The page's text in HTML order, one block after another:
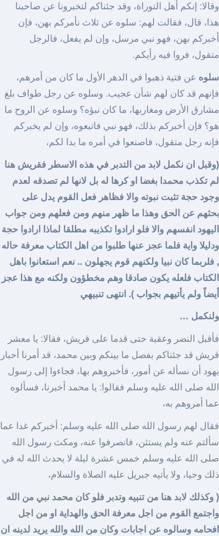
وقالا: إنكم أهل التوراة، وقد جئناكم لتخبرونا عن صاحبنا
هذا، قال، فقالت لهم: سلوه عن ثلاث نأمركم بهن، فإن
أخبركم بهن، فهو نبي مرسل، وإن لم يفعل، فالرجل
متقول، فروا فيه رأيكم.
سلوه عن فتية ذهبوا في الدهر الأول ما كان من أمرهم،
فإنهم قد كان لهم شأن عجيب. وسلوه عن رجل طواف بلغ
مشارق الأرض ومغاربها، ما كان نبؤه؟ وسلوه عن الروح ما
هو؟ فإن أخبركم بذلك، فهو نبي فاتبعوه، وإن لم يخبركم
فإنه رجل متقول، فاصنعوا في أمره ما بدا لكم،
(وقبل ان نكمل لابد من التدبر في هذه الاسطر فقريش هنا
لم تكذب محمدا بغضا او كرها له بل لانها لم تصدقه لعدم
وجود حجة تثبت نبوته والا فظاهر فعل القوم يدل على
بحثهم عن الحق وهذا ما ظهر منهم ومن فعلهم ومن جواب
اليهود انفسهم والا فلو ارادوا تكذيبه مطلقا لماذا ارادوا حجة
ودليلا واية فلما عجز عنها طلبوا من اهل الكتاب معرفة حاله
, فلربما كان نبيا ولكنهم قوم يجهلون .. نعم استعانوا باهل
الكتاب فلعله يكون صادقا وهم مخطؤون ولكنه مع هذا عجز
أيضاً ولم يأتيهم بجواب ). انتهى تنبيهي
ولنكمل …
فأقبل النضر وعقبة حتى قدما على قريش، فقالا: يا معشر
قريش قد جئناكم بفصل ما بينكم وبين محمد، قد أمرنا أحبار
يهود أن نسأله عن أمور، فأخبروهم بها، فجاءوا إلى رسول
الله صلى الله عليه وسلم فقالوا: يا محمد أخبرنا، فسألوه
عما أمروهم به،
فقال لهم رسول الله صلى الله عليه وسلم: أخبركم غدا عما
سألتم عنه ولم يستثن، فانصرفوا عنه، ومكث رسول الله
صلى الله عليه وسلم خمس عشرة ليلة لا يحدث الله له في
ذلك وحيا، ولا يأتيه جبريل عليه الصلاة والسلام،
( وكذلك لابد هنا من تنبيه وتدبر فلو كان محمد نبي من الله
واجتمع القوم من اجل معرفة الحق والهداية او من اجل
افحامه وسالوه عن اجابات وكان من الله والله يريد لدينه ان